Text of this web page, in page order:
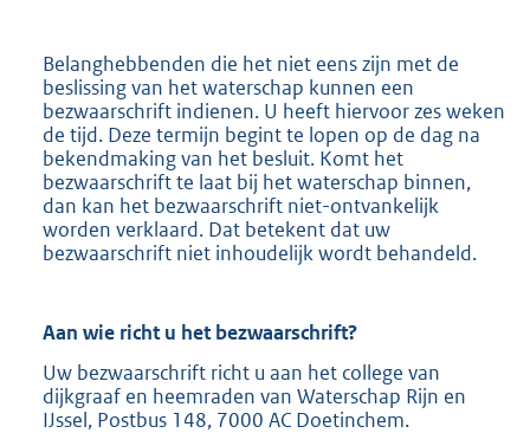
Belanghebbenden die het niet eens zijn met de
beslissing van het waterschap kunnen een
bezwaarschrift indienen. U heeft hiervoor zes weken
de tijd. Deze termijn begint te lopen op de dag na
bekendmaking van het besluit. Komt het
bezwaarschrift te laat bij het waterschap binnen,
dan kan het bezwaarschrift niet-ontvankelijk
worden verklaard. Dat betekent dat uw
bezwaarschrift niet inhoudelijk wordt behandeld.
Aan wie richt u het bezwaarschrift?
Uw bezwaarschrift richt u aan het college van
dijkgraaf en heemraden van Waterschap Rijn en
IJssel, Postbus 148, 7000 AC Doetinchem.